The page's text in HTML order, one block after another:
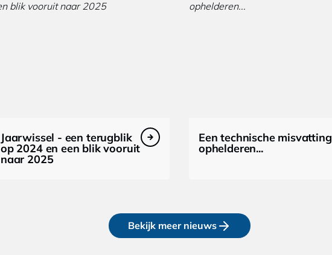
Jaarwissel - een terugblik
op 2024 en een blik vooruit
naar 2025
Een technische misvatting
ophelderen...
Bekijk meer nieuws